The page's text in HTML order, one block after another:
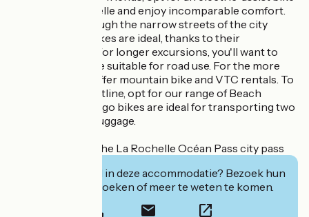
rental in La Rochelle and enjoy incomparable comfort.
For strolling through the narrow streets of the city
center, our city bikes are ideal, thanks to their
maneuverability. For longer excursions, you'll want to
rent a touring bike suitable for road use. For the more
athletic, we also offer mountain bike and VTC rentals. To
discover our coastline, opt for our range of Beach
Cruiser bikes. Cargo bikes are ideal for transporting two
children or your luggage.
Get 30% off with the La Rochelle Océan Pass city pass
Geïnteresseerd in deze accommodatie? Bezoek hun
website om te boeken of meer te weten te komen.